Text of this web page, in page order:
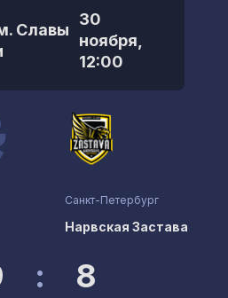
Славы
30
ноября,
12:00
: 8
Санкт-Петербург
Нарвская Застава